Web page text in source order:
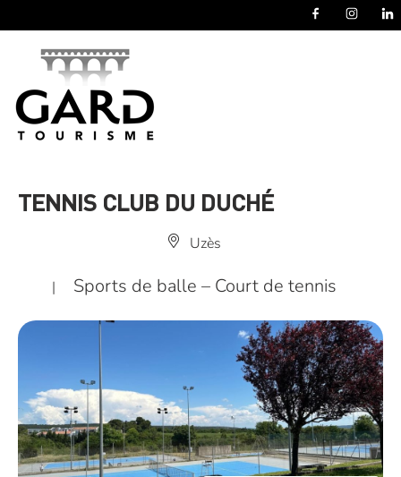
TENNIS CLUB DU DUCHÉ
Uzès
| Sports de balle – Court de tennis